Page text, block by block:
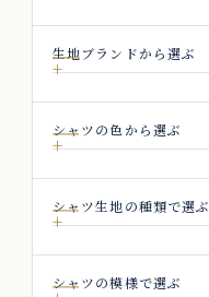
生地ブランドから選ぶ
シャツの色から選ぶ
シャツ生地の種類で選ぶ
シャツの模様で選ぶ